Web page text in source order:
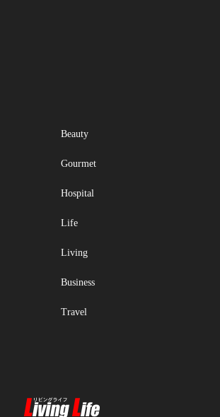
Beauty
Gourmet
Hospital
Life
Living
Business
Travel